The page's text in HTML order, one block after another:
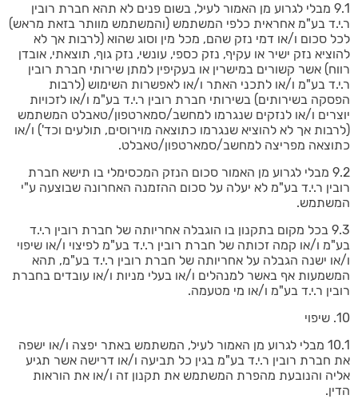
9.1 מבלי לגרוע מן האמור לעיל, בשום פנים לא תהא חברת רובין
ר.י.ד בע"מ אחראית כלפי המשתמש (והמשתמש מוותר בזאת מראש)
לכל סכום ו/או דמי נזק שהם, מכל מין וסוג שהוא (לרבות אך לא
להוציא נזק ישיר או עקיף, נזק כספי, עונשי, נזק גוף, תוצאתי, אובדן
רווח) אשר קשורים במישרין או בעקיפין למתן שירותי חברת רובין
ר.י.ד בע"מ ו/או לתכני האתר ו/או לאפשרות השימוש (לרבות
הפסקה בשירותים) בשירותי חברת רובין ר.י.ד בע"מ ו/או לזכויות
יוצרים ו/או לנזקים שנגרמו למחשב/סמארטפון/טאבלט המשתמש
(לרבות אך לא להוציא שנגרמו כתוצאה מוירוסים, תולעים וכד') ו/או
כתוצאה מפריצה למחשב/סמארטפון/טאבלט.
9.2 מבלי לגרוע מן האמור סכום הנזק המכסימלי בו תישא חברת
רובין ר.י.ד בע"מ לא יעלה על סכום ההזמנה האחרונה שבוצעה ע"י
המשתמש.
9.3 בכל מקום בתקנון בו הוגבלה אחריותה של חברת רובין ר.י.ד
בע"מ ו/או קמה זכותה של חברת רובין ר.י.ד בע"מ לפיצוי ו/או שיפוי
ו/או ישנה הגבלה על אחריותה של חברת רובין ר.י.ד בע"מ, תהא
המשמעות אף באשר למנהלים ו/או בעלי מניות ו/או עובדים בחברת
רובין ר.י.ד בע"מ ו/או מי מטעמה.
10. שיפוי
10.1 מבלי לגרוע מן האמור לעיל, המשתמש באתר יפצה ו/או ישפה
את חברת רובין ר.י.ד בע"מ בגין כל תביעה ו/או דרישה אשר תגיע
אליה והנובעת מהפרת המשתמש את תקנון זה ו/או את הוראות
הדין.